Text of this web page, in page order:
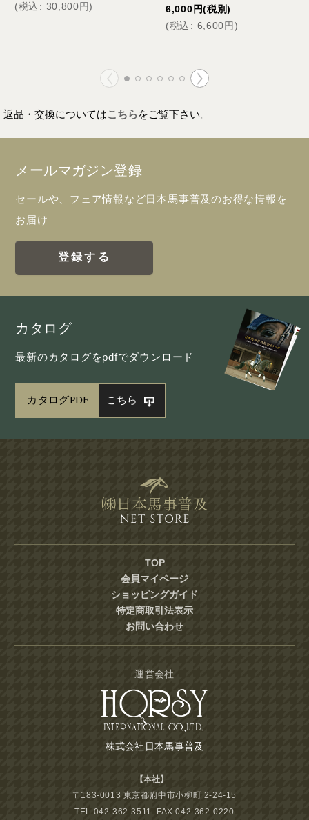
(税込 : 30,800円)
6,000 円(税別)
(税込 : 6,600円)
返品・交換についてはこちらをご覧下さい。
メールマガジン登録
セールや、フェア情報など日本馬事普及のお得な情報を
お届け
登録する
カタログ
最新のカタログをpdfでダウンロード
カタログPDF こちら
TOP
会員マイページ
ショッピングガイド
特定商取引法表示
お問い合わせ
運営会社
株式会社日本馬事普及
【本社】
〒183-0013 東京都府中市小柳町 2-24-15
TEL.042-362-3511 FAX.042-362-0220